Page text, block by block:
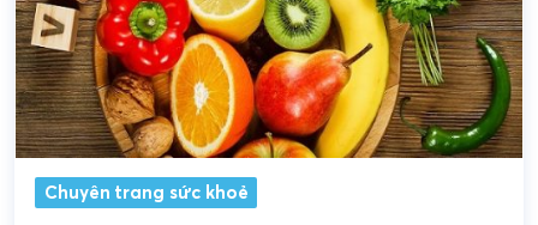
Chuyên trang sức khoẻ